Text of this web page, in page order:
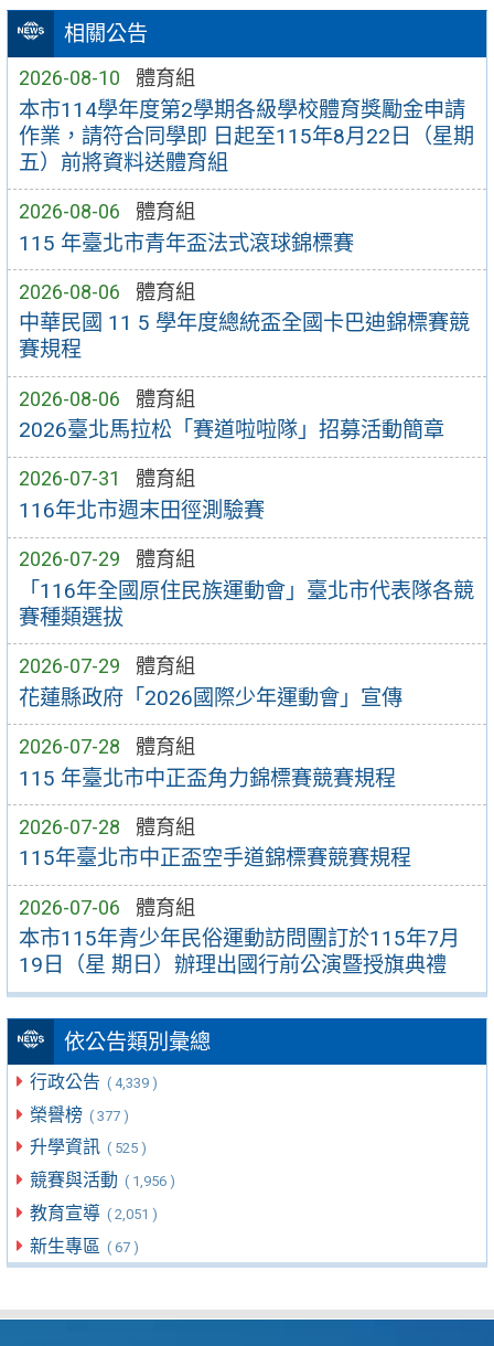
相關公告
2026-08-10 體育組
本市114學年度第2學期各級學校體育獎勵金申請
作業，請符合同學即 日起至115年8月22日（星期
五）前將資料送體育組
2026-08-06 體育組
115 年臺北市青年盃法式滾球錦標賽
2026-08-06 體育組
中華民國 11 5 學年度總統盃全國卡巴迪錦標賽競
賽規程
2026-08-06 體育組
2026臺北馬拉松「賽道啦啦隊」招募活動簡章
2026-07-31 體育組
116年北市週末田徑測驗賽
2026-07-29 體育組
「116年全國原住民族運動會」臺北市代表隊各競
賽種類選拔
2026-07-29 體育組
花蓮縣政府「2026國際少年運動會」宣傳
2026-07-28 體育組
115 年臺北市中正盃角力錦標賽競賽規程
2026-07-28 體育組
115年臺北市中正盃空手道錦標賽競賽規程
2026-07-06 體育組
本市115年青少年民俗運動訪問團訂於115年7月
19日（星 期日）辦理出國行前公演暨授旗典禮
依公告類別彙總
行政公告 ( 4,339 )
榮譽榜 ( 377 )
升學資訊 ( 525 )
競賽與活動 ( 1,956 )
教育宣導 ( 2,051 )
新生專區 ( 67 )